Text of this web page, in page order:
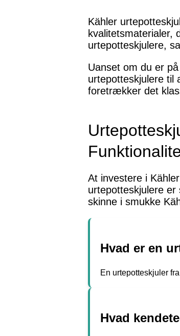
Kähler
kvalitetsmaterialer,
urtepotteskjulere,
Uanset om du er
urtepotteskjulere til
foretrækker det
At investere i
urtepotteskjulere
skinne i smukke
Hvad er en
En urtepotteskjuler
Hvad